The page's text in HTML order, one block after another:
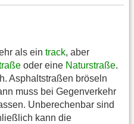
als ein track, aber
oder eine Naturstraße.
Asphaltstraßen bröseln
muss bei Gegenverkehr
Unberechenbar sind
kann die